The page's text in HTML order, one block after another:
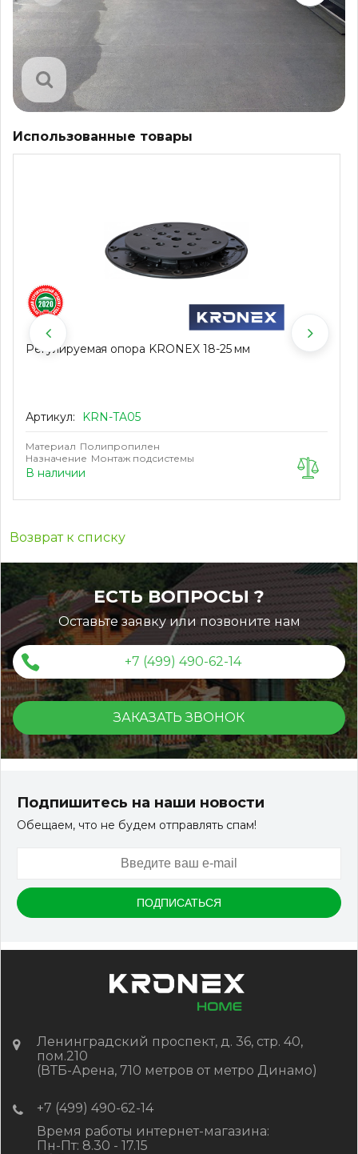
Использованные товары
Регулируемая опора KRONEX 18-25 мм
Артикул: KRN-TA05
Материал Полипропилен
Назначение Монтаж подсистемы
В наличии
Возврат к списку
ЕСТЬ ВОПРОСЫ ?
Оставьте заявку или позвоните нам
+7 (499) 490-62-14
ЗАКАЗАТЬ ЗВОНОК
Подпишитесь на наши новости
Обещаем, что не будем отправлять спам!
Ленинградский проспект, д. 36, стр. 40,
пом.210
(ВТБ-Арена, 710 метров от метро Динамо)
+7 (499) 490-62-14
Время работы интернет-магазина:
Пн-Пт: 8.30 - 17.15